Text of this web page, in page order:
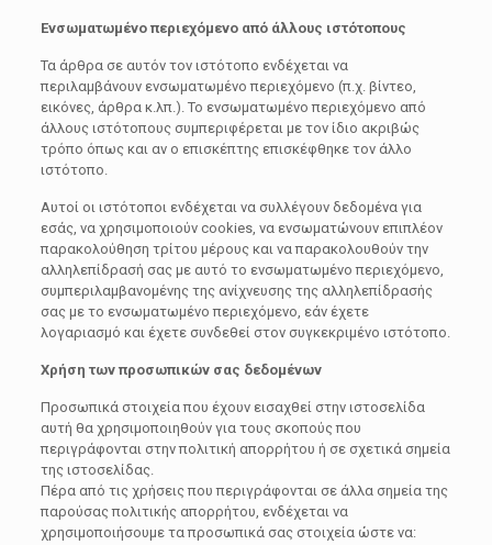
Ενσωματωμένο περιεχόμενο από άλλους ιστότοπους
Τα άρθρα σε αυτόν τον ιστότοπο ενδέχεται να
περιλαμβάνουν ενσωματωμένο περιεχόμενο (π.χ. βίντεο,
εικόνες, άρθρα κ.λπ.). Το ενσωματωμένο περιεχόμενο από
άλλους ιστότοπους συμπεριφέρεται με τον ίδιο ακριβώς
τρόπο όπως και αν ο επισκέπτης επισκέφθηκε τον άλλο
ιστότοπο.
Αυτοί οι ιστότοποι ενδέχεται να συλλέγουν δεδομένα για
εσάς, να χρησιμοποιούν cookies, να ενσωματώνουν επιπλέον
παρακολούθηση τρίτου μέρους και να παρακολουθούν την
αλληλεπίδρασή σας με αυτό το ενσωματωμένο περιεχόμενο,
συμπεριλαμβανομένης της ανίχνευσης της αλληλεπίδρασής
σας με το ενσωματωμένο περιεχόμενο, εάν έχετε
λογαριασμό και έχετε συνδεθεί στον συγκεκριμένο ιστότοπο.
Χρήση των προσωπικών σας δεδομένων
Προσωπικά στοιχεία που έχουν εισαχθεί στην ιστοσελίδα
αυτή θα χρησιμοποιηθούν για τους σκοπούς που
περιγράφονται στην πολιτική απορρήτου ή σε σχετικά σημεία
της ιστοσελίδας.
Πέρα από τις χρήσεις που περιγράφονται σε άλλα σημεία της
παρούσας πολιτικής απορρήτου, ενδέχεται να
χρησιμοποιήσουμε τα προσωπικά σας στοιχεία ώστε να: